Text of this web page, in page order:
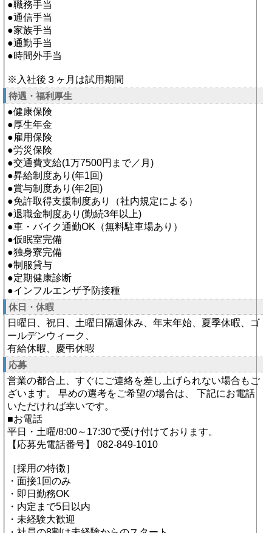
●職務手当
●通信手当
●家族手当
●通勤手当
●時間外手当
※入社後３ヶ月は試用期間
待遇・福利厚生
●健康保険
●厚生年金
●雇用保険
●労災保険
●交通費支給(1万7500円まで／月)
●昇給制度あり(年1回)
●賞与制度あり(年2回)
●免許取得支援制度あり（社内規定による）
●退職金制度あり(勤続3年以上)
●車・バイク通勤OK（無料駐車場あり）
●仮眠室完備
●独身寮完備
●制服貸与
●定期健康診断
●インフルエンザ予防接種
休日・休暇
日曜日、祝日、土曜日隔週休み、年末年始、夏季休暇、ゴ
ールデンウィーク、
有給休暇、慶弔休暇
応募
営業の都合上、すぐにご連絡を差し上げられない場合もご
ざいます。 早めの選考をご希望の場合は、 下記にお電話
いただければ幸いです。
■お電話
平日・土曜/8:00～17:30で受け付けております。
【応募先電話番号】 082-849-1010
［採用の特徴］
・面接1回のみ
・即日勤務OK
・内定まで5日以内
・未経験大歓迎